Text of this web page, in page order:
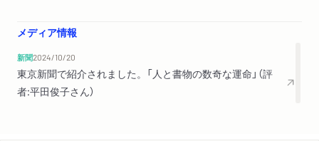
木下尚江の「饅頭本」 中学生で出合った運命の書
井上ひさし父の小説 入選作の品格と卓抜な表現
背文字のない本 新橋の芸者が交わす東京語
初のカンヅメ作家 明治の少年に「蓄積力」を説く
メディア情報
新聞2024/10/20
東京新聞で紹介されました。「人と書物の数奇な運命」（評
者:平田俊子さん）